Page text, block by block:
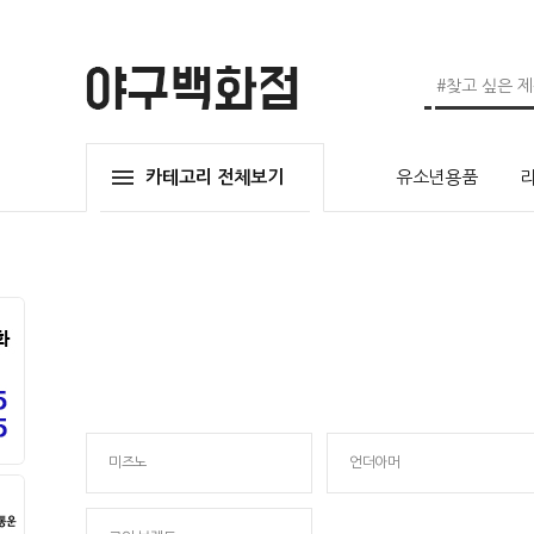
카테고리 전체보기 유소년용품
미즈노 언더아머